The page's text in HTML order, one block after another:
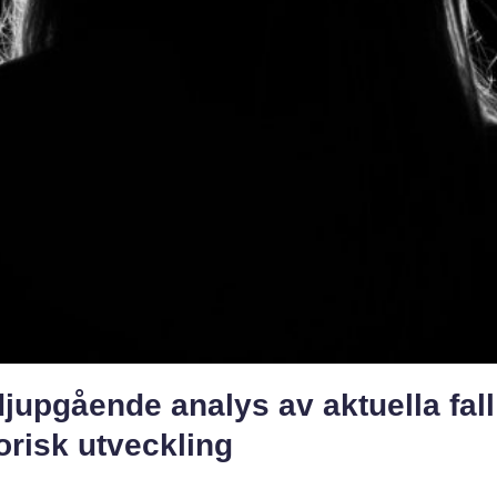
analys av aktuella
utveckling